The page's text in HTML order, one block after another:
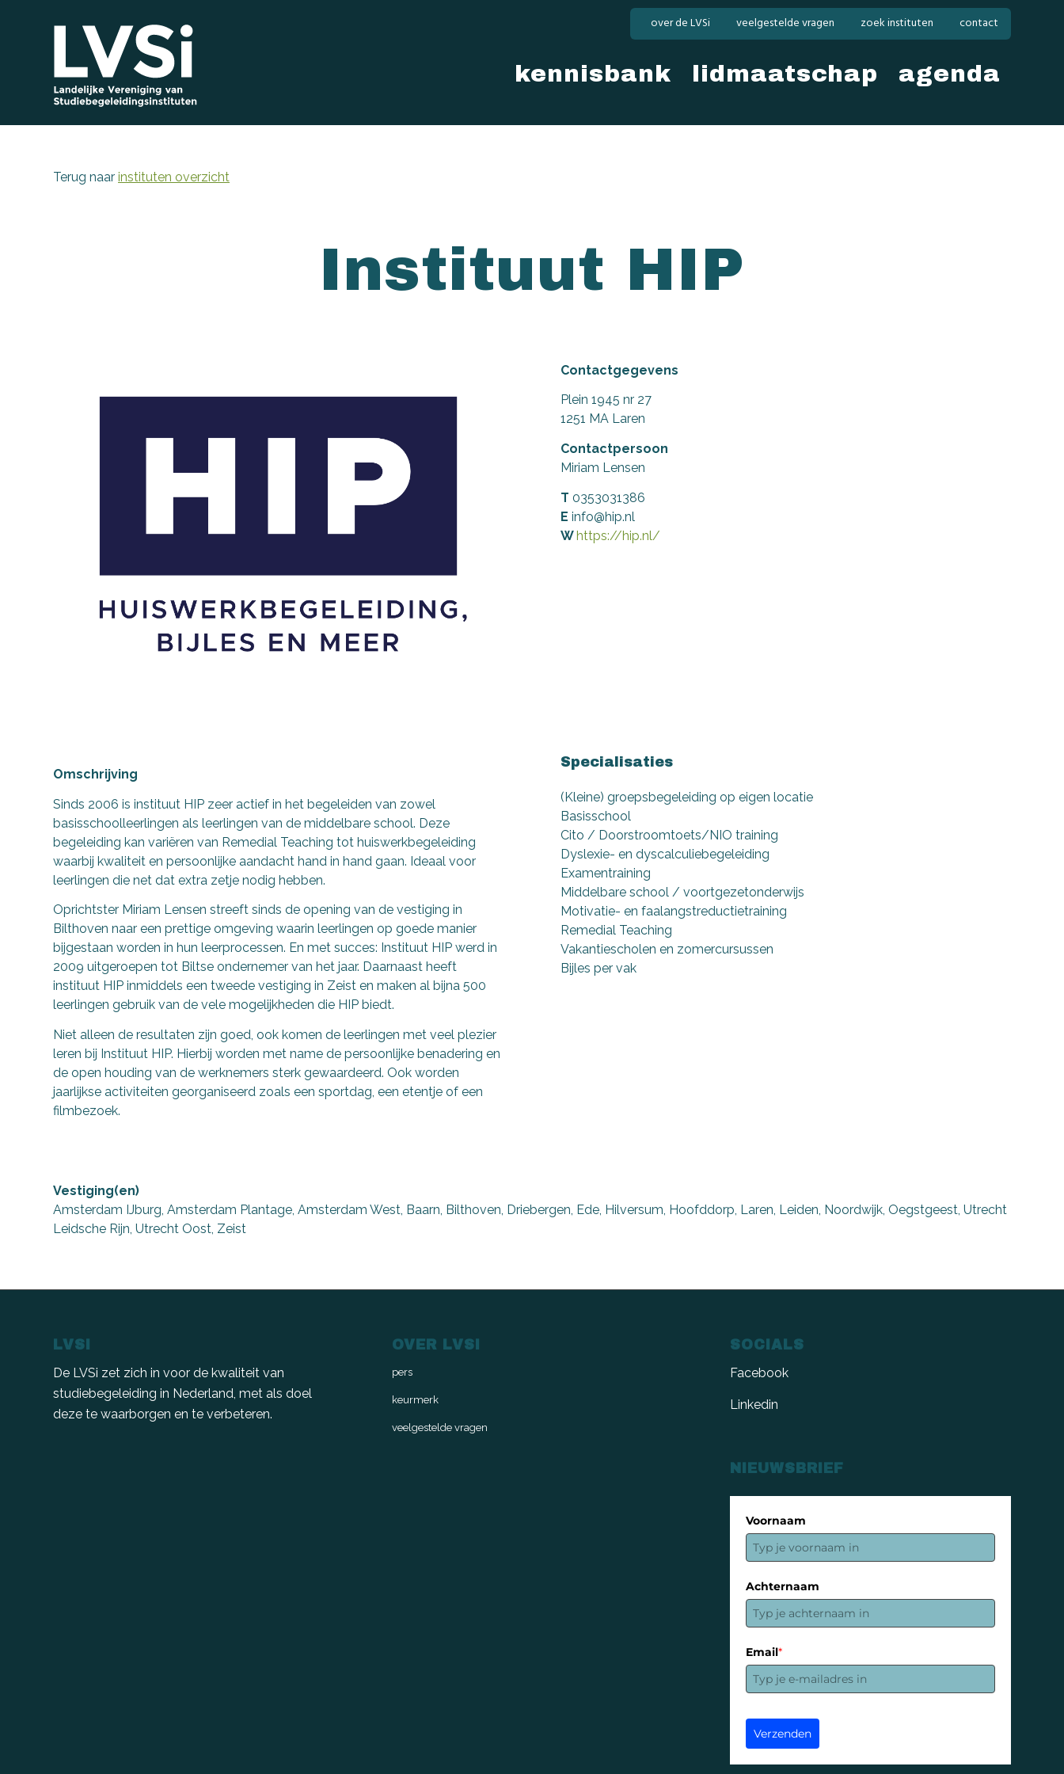
over de LVSi veelgestelde vragen zoek instituten contact
kennisbank lidmaatschap agenda
Terug naar instituten overzicht
Instituut HIP
Contactgegevens
Plein 1945 nr 27
1251 MA Laren
Contactpersoon
Miriam Lensen
T 0353031386
Einfo@hip.nl
Whttps://hip.nl/
Omschrijving
Sinds 2006 is instituut HIP zeer actief in het begeleiden van zowel
basisschoolleerlingen als leerlingen van de middelbare school. Deze
begeleiding kan variëren van Remedial Teaching tot huiswerkbegeleiding
waarbij kwaliteit en persoonlijke aandacht hand in hand gaan. Ideaal voor
leerlingen die net dat extra zetje nodig hebben.
Oprichtster Miriam Lensen streeft sinds de opening van de vestiging in
Bilthoven naar een prettige omgeving waarin leerlingen op goede manier
bijgestaan worden in hun leerprocessen. En met succes: Instituut HIP werd in
2009 uitgeroepen tot Biltse ondernemer van het jaar. Daarnaast heeft
instituut HIP inmiddels een tweede vestiging in Zeist en maken al bijna 500
leerlingen gebruik van de vele mogelijkheden die HIP biedt.
Niet alleen de resultaten zijn goed, ook komen de leerlingen met veel plezier
leren bij Instituut HIP. Hierbij worden met name de persoonlijke benadering en
de open houding van de werknemers sterk gewaardeerd. Ook worden
jaarlijkse activiteiten georganiseerd zoals een sportdag, een etentje of een
filmbezoek.
Specialisaties
(Kleine) groepsbegeleiding op eigen locatie
Basisschool
Cito / Doorstroomtoets/NIO training
Dyslexie- en dyscalculiebegeleiding
Examentraining
Middelbare school / voortgezetonderwijs
Motivatie- en faalangstreductietraining
Remedial Teaching
Vakantiescholen en zomercursussen
Bijles per vak
Vestiging(en)
Amsterdam IJburg, Amsterdam Plantage, Amsterdam West, Baarn, Bilthoven, Driebergen, Ede, Hilversum, Hoofddorp, Laren, Leiden, Noordwijk, Oegstgeest, Utrecht
Leidsche Rijn, Utrecht Oost, Zeist
LVSI
De LVSi zet zich in voor de kwaliteit van
studiebegeleiding in Nederland, met als doel
deze te waarborgen en te verbeteren.
OVER LVSI
pers
keurmerk
veelgestelde vragen
SOCIALS
Facebook
Linkedin
NIEUWSBRIEF
Voornaam
Achternaam
Email*
Verzenden